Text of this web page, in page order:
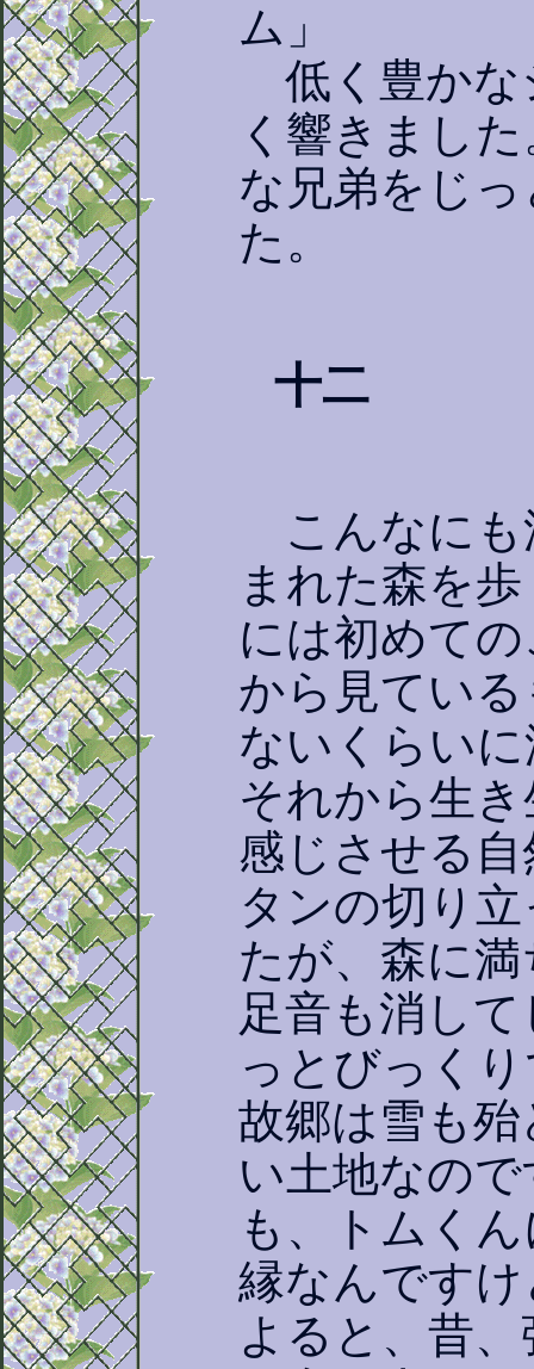
ム」
低く豊かな
く響きまし
な兄弟をじ
た。
十二
こんなにも
まれた森を
には初めて
から見てい
ないくらい
それから生
感じさせる
タンの切り
たが、森に
足音も消し
っとびっく
故郷は雪も
い土地なの
も、トムく
縁なんです
よると、昔